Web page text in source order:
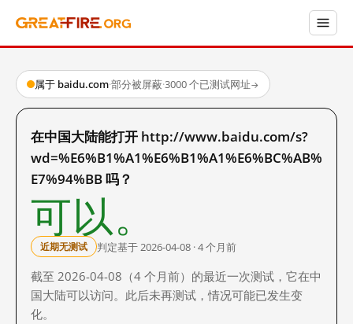
属于 baidu.com·部分被屏蔽·3000 个已测试网址→
在中国大陆能打开 http://www.baidu.com/s?
wd=%E6%B1%A1%E6%B1%A1%E6%BC%AB%
E7%94%BB 吗？
可以。
近期无测试 判定基于 2026-04-08 · 4 个月前
截至 2026-04-08（4 个月前）的最近一次测试，它在中
国大陆可以访问。此后未再测试，情况可能已发生变
化。